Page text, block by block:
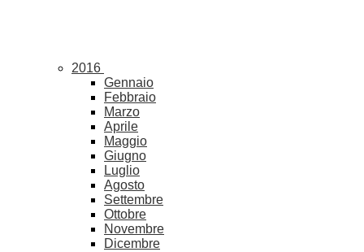
2016
Gennaio
Febbraio
Marzo
Aprile
Maggio
Giugno
Luglio
Agosto
Settembre
Ottobre
Novembre
Dicembre